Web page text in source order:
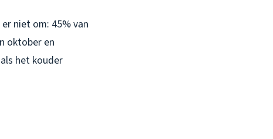
niet om: 45% van
oktober en
het kouder